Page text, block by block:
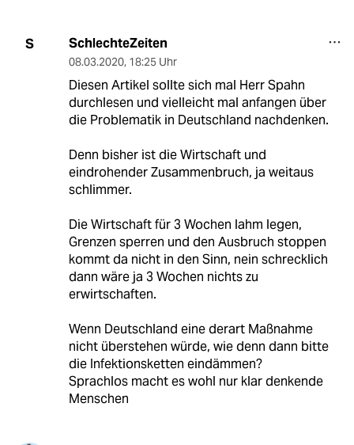
S SchlechteZeiten
08.03.2020, 18:25 Uhr
Diesen Artikel sollte sich mal Herr Spahn
durchlesen und vielleicht mal anfangen über
die Problematik in Deutschland nachdenken.
Denn bisher ist die Wirtschaft und
eindrohender Zusammenbruch, ja weitaus
schlimmer.
Die Wirtschaft für 3 Wochen lahm legen,
Grenzen sperren und den Ausbruch stoppen
kommt da nicht in den Sinn, nein schrecklich
dann wäre ja 3 Wochen nichts zu
erwirtschaften.
Wenn Deutschland eine derart Maßnahme
nicht überstehen würde, wie denn dann bitte
die Infektionsketten eindämmen?
Sprachlos macht es wohl nur klar denkende
Menschen